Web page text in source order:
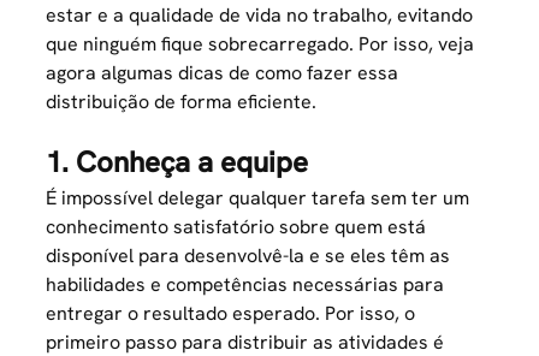
estar e a qualidade de vida no trabalho, evitando
que ninguém fique sobrecarregado. Por isso, veja
agora algumas dicas de como fazer essa
distribuição de forma eficiente.
1. Conheça a equipe
É impossível delegar qualquer tarefa sem ter um
conhecimento satisfatório sobre quem está
disponível para desenvolvê-la e se eles têm as
habilidades e competências necessárias para
entregar o resultado esperado. Por isso, o
primeiro passo para distribuir as atividades é